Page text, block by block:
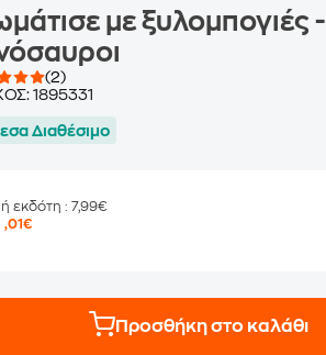
με ξυλομπογιές -
(2)
1895331
Διαθέσιμο
εκδότη: 7,99€
,01€
Προσθήκη στο καλάθι